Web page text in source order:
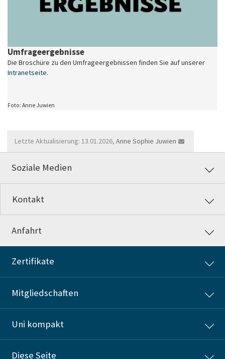
Umfrageergebnisse
Die Broschüre zu den Umfrageergebnissen finden Sie auf unserer
Intranetseite.
Foto: Anne Juwien
Letzte Aktualisierung: 13.01.2026, Anne Sophie Juwien
Soziale Medien
Kontakt
Anfahrt
Zertifikate
Mitgliedschaften
Uni kompakt
Diese Seite